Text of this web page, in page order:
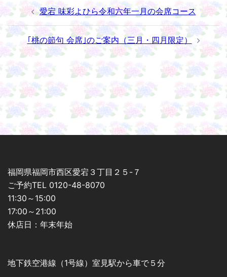
投
稿
ナ
ビ
ゲ
ー
シ
ョ
ン
愛宕 味彩よひら令和六年一月の会席コース
｢桃の節句 会席｣のご案内（三月・四月限定）
福岡県福岡市西区愛宕３丁目２５-７
ご予約TEL 0120-48-8070
11:30～15:00
17:00～21:00
休店日：年末年始
地下鉄空港線（1号線）室見駅から車で５分